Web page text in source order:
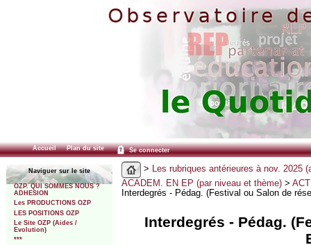
Accueil Plan du site Se connecter
Naviguer sur le site
OZP. QUI SOMMES NOUS ?
ADHESION
Les PRODUCTIONS OZP
LES POSITIONS OZP
Le Site OZP (Aides /
Evolution)
***
> Les rubriques antérieures à nov. 2025
ACADEM. EN EP (par niveau et thème)>
Interdegrés - Pédag. (Festival ou Salon de
Interdegrés - Pédag.